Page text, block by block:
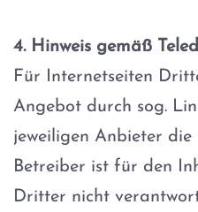
4. Hinweis gemäß
Für Internetseiten
Angebot durch sog.
jeweiligen Anbieter
Betreiber ist für den
Dritter nicht